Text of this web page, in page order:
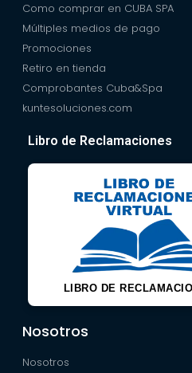
Como comprar en CUBA SPA
Múltiples medios de pago
Promociones
Retiro en tienda
Comprobantes Cuba&Spa
kuntesoluciones.com
Libro de Reclamaciones
LIBRO DE
Nosotros
Nosotros